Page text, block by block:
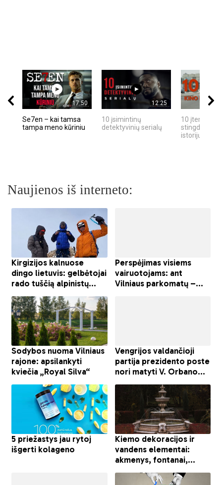
17:50
Se7en – kai tamsa
tampa meno kūriniu
12:25
10 įsimintinų
detektyvinių serialų
10 įtemptų,
stingdančių
istorijų
Naujienos iš interneto: